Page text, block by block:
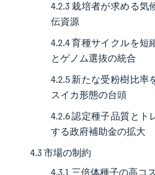
4.2.3 栽培者が求める気
伝資源
4.2.4 育種サイクルを短
とゲノム選抜の統合
4.2.5 新たな受粉樹比率
スイカ形態の台頭
4.2.6 認定種子品質と
する政府補助金の拡大
4.3 市場の制約
4.3.1 三倍体種子の高コ